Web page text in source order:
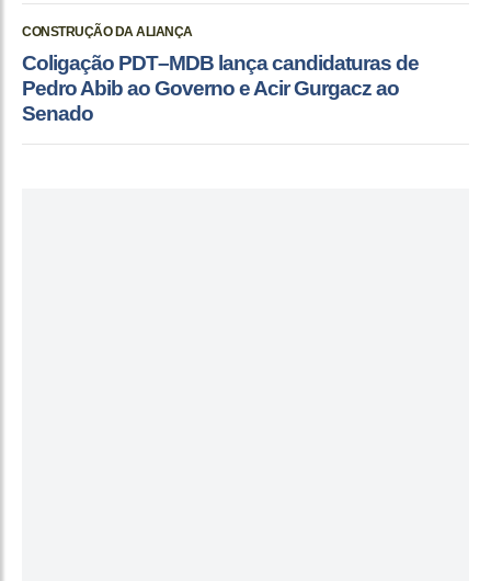
CONSTRUÇÃO DA ALIANÇA
Coligação PDT–MDB lança candidaturas de
Pedro Abib ao Governo e Acir Gurgacz ao
Senado